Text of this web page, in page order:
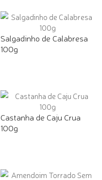
Salgadinho de Calabresa
100g
Castanha de Caju Crua
100g